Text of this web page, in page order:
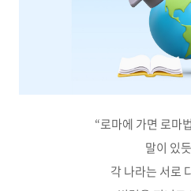
“로마에 가면 로마
말이 있
각 나라는 서로